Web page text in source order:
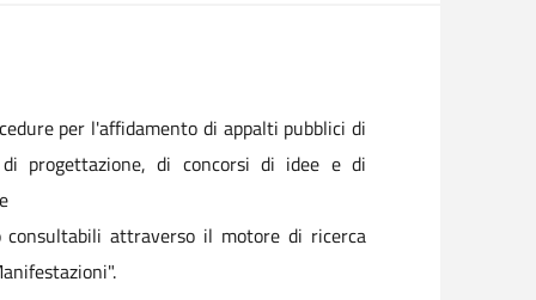
per l'affidamento di appalti pubblici di
progettazione, di concorsi di idee e di
attraverso il motore di ricerca